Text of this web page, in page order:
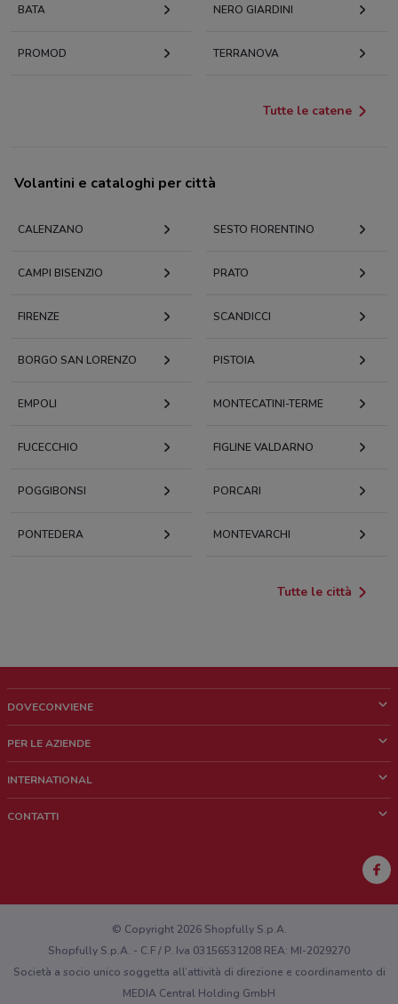
BATA NERO GIARDINI
PROMOD TERRANOVA
Tutte le catene
Volantini e cataloghi per città
CALENZANO SESTO FIORENTINO
CAMPI BISENZIO PRATO
FIRENZE SCANDICCI
BORGO SAN LORENZO PISTOIA
EMPOLI MONTECATINI-TERME
FUCECCHIO FIGLINE VALDARNO
POGGIBONSI PORCARI
PONTEDERA MONTEVARCHI
Tutte le città
DOVECONVIENE
Chi siamo
Lavora con noi
PER LE AZIENDE
Richieste commerciali e marketing
INTERNATIONAL
CONTATTI
Hai un malfunzionamento sul web o sull'app?
© Copyright 2026 Shopfully S.p.A.
Shopfully S.p.A. - C.F / P. Iva 03156531208 REA: MI-2029270
Società a socio unico soggetta all’attività di direzione e coordinamento di
MEDIA Central Holding GmbH